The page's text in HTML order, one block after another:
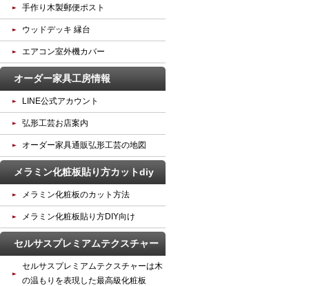
手作り木製郵便ポスト
ウッドデッキ 縁台
エアコン室外機カバー
オーダー家具工房情報
LINE公式アカウント
弘形工芸お店案内
オーダー家具通販弘形工芸の地図
メラミン化粧板貼り方カットdiy
メラミン化粧板のカット方法
メラミン化粧板貼り方DIY向け
セルサスプレミアムテクスチャー
セルサスプレミアムテクスチャーは木
の温もりを表現した最高級化粧板